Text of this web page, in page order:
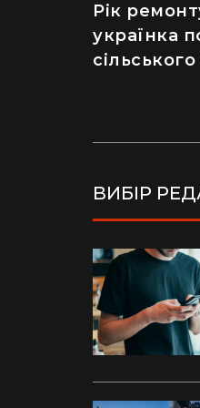
Рік
українка
Майже 2
салат – як
ВИБІР